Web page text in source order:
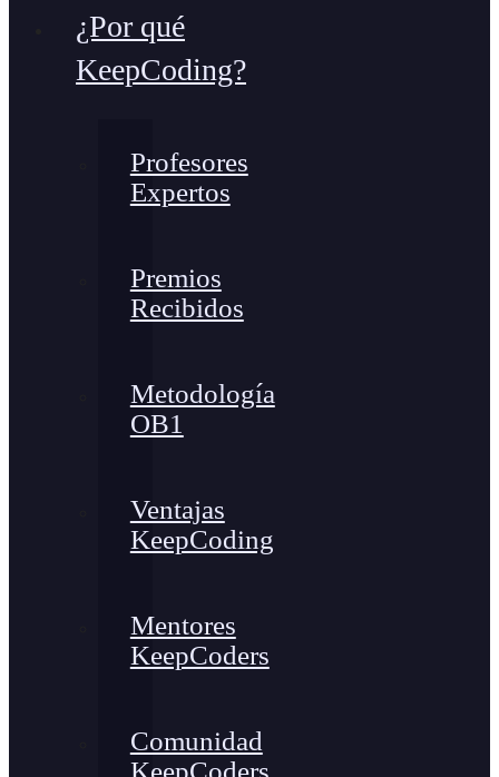
¿Por qué
KeepCoding?
Profesores
Expertos
Premios
Recibidos
Metodología
OB1
Ventajas
KeepCoding
Mentores
KeepCoders
Comunidad
KeepCoders